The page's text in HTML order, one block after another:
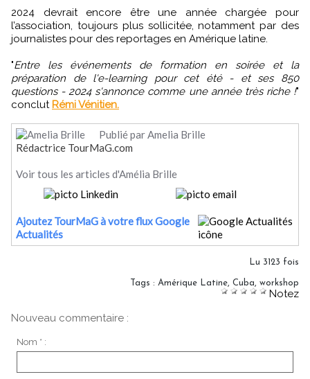
2024 devrait encore être une année chargée pour
l’association, toujours plus sollicitée, notamment par des
journalistes pour des reportages en Amérique latine.
"Entre les événements de formation en soirée et la
préparation de l'e-learning pour cet été - et ses 850
questions - 2024 s'annonce comme une année très riche !"
conclut Rémi Vénitien.
Publié par Amelia Brille
Rédactrice TourMaG.com
Voir tous les articles d'Amélia Brille
Ajoutez TourMaG à votre flux Google
Actualités
Lu 3123 fois
Tags : Amérique Latine, Cuba, workshop
Notez
Nouveau commentaire :
Nom * :